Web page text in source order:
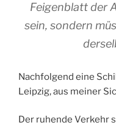
Feigenblatt der
sein, sondern
Nachfolgend eine
Leipzig, aus meiner
Der ruhende Verkehr